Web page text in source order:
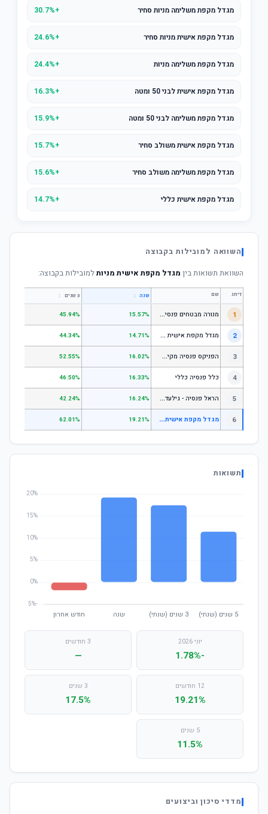
מגדל מקפת משלימה מניות סחיר +30.7%
מגדל מקפת אישית מניות סחיר +24.6%
מגדל מקפת משלימה מניות +24.4%
מגדל מקפת אישית לבני 50 ומטה +16.3%
מגדל מקפת משלימה לבני 50 ומטה +15.9%
מגדל מקפת אישית משולב סחיר +15.7%
מגדל מקפת משלימה משולב סחיר +15.6%
מגדל מקפת אישית כללי +14.7%
השוואה למובילות בקבוצה
השוואת תשואות בין מגדל מקפת אישית מניותלמובילות בקבוצה:
דירוג שם שנה ↕ 3 שנים ↕
1 מ
נורה מבטחים פנסיה - כללי 15.57%
45.94%
2 מ
גדל מקפת אישית כללי 14.71%
44.34%
3 ה
פניקס פנסיה מקיפה - מסלול לבני 50 ומטה 16.02%
52.55%
4 כלל פנסיה כללי 16.33%
46.50%
5 ה
ראל פנסיה - גילעד כללי 16.24%
42.24%
6 מ
גדל מקפת אישית מניות 19.21%
62.01%
תשואות
יוני 2026
-1.78%
3 חודשים
—
12 חודשים
19.21%
3 שנים
17.5%
5 שנים
11.5%
מדדי סיכון וביצועים